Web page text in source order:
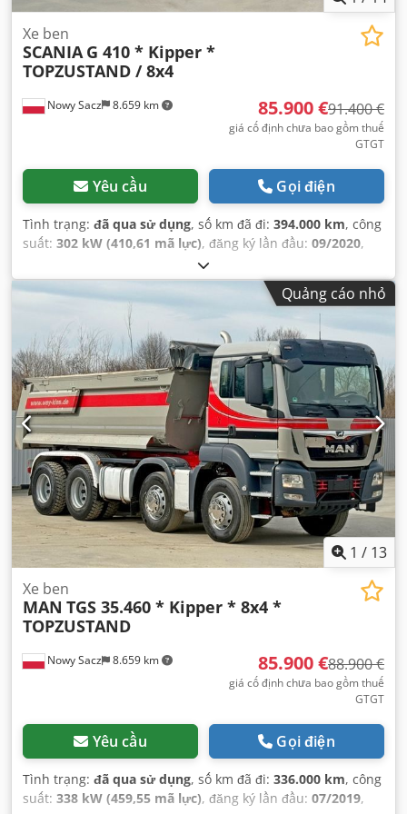
Nowy Sacz 8.659 km
Xe ben
SCANIA G 410 * Kipper *
TOPZUSTAND / 8x4
85.900 €91.400 €
giá cố định chưa bao gồm thuế
GTGT
Yêu cầu Gọi điện
Tình trạng: đã qua sử dụng, số km đã đi: 394.000 km, công
suất: 302 kW (410,61 mã lực), đăng ký lần đầu: 09/2020,
, trọng lượng tổng cộng:
cấu hình trục:3 trục, màu sắc:đỏ, loại truyền động bánh
tự động, chiều dài không gian chứa hàng:5.700 mm,
chiều rộng khoang hàng:
, chiều cao khoang
chứa hàng:1.000 mm, Năm sản xuất:2020, Thiết bị:ABS,
điều hòa không khí,
Quảng cáo nhỏ
1 / 13
Nowy Sacz 8.659 km
Xe ben
MAN TGS 35.460 * Kipper * 8x4 *
TOPZUSTAND
85.900 €88.900 €
giá cố định chưa bao gồm thuế
GTGT
Yêu cầu Gọi điện
Tình trạng: đã qua sử dụng, số km đã đi: 336.000 km, công
suất: 338 kW (459,55 mã lực), đăng ký lần đầu: 07/2019,